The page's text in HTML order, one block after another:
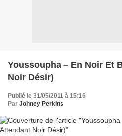
Youssoupha – En Noir Et
Noir Désir)
Publié le 31/05/2011 à 15:16
Par Johney Perkins